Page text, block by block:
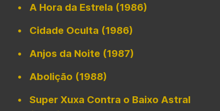
A Hora da Estrela (1986)
Cidade Oculta (1986)
Anjos da Noite (1987)
Abolição (1988)
Super Xuxa Contra o Baixo Astral